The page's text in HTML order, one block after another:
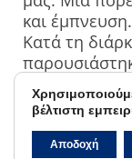
και έμπνευση.
Κατά τη
μαθητές
αποτύπωμά
του — η
Μάρθα και
βέλτιστη
Αποδοχή